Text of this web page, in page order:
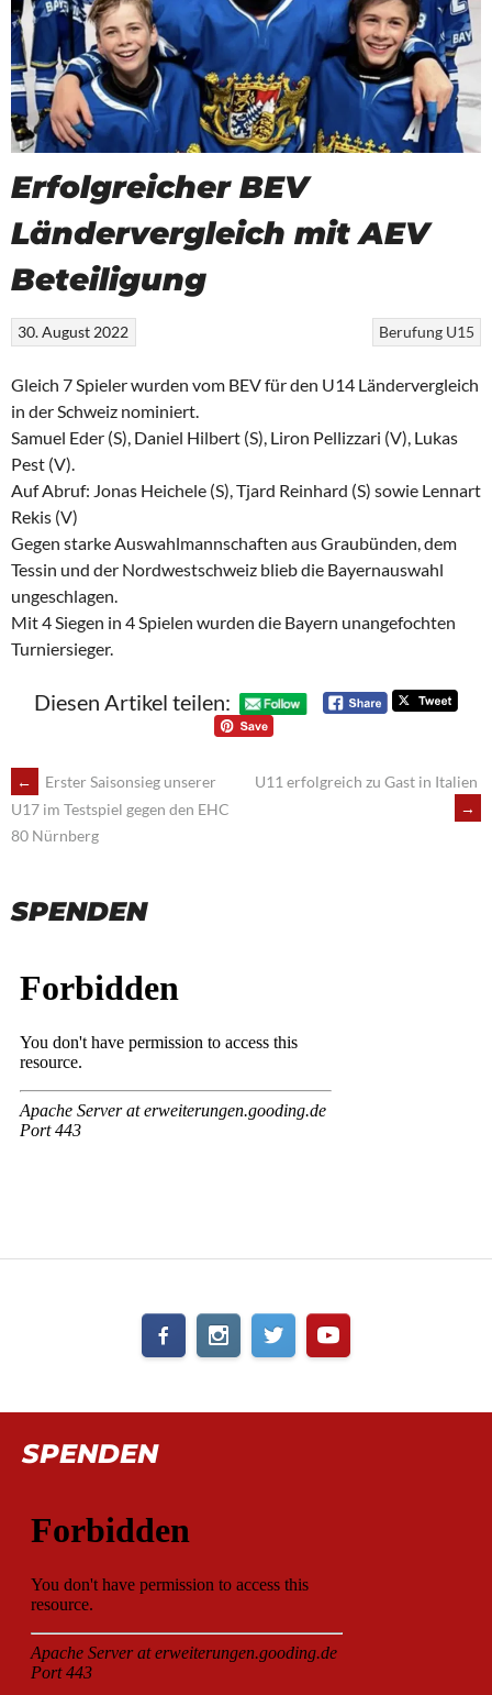
Erfolgreicher BEV
Ländervergleich mit AEV
Beteiligung
Berufung U15
30. August 2022
Gleich 7 Spieler wurden vom BEV für den U14 Ländervergleich
in der Schweiz nominiert.
Samuel Eder (S), Daniel Hilbert (S), Liron Pellizzari (V), Lukas
Pest (V).
Auf Abruf: Jonas Heichele (S), Tjard Reinhard (S) sowie Lennart
Rekis (V)
Gegen starke Auswahlmannschaften aus Graubünden, dem
Tessin und der Nordwestschweiz blieb die Bayernauswahl
ungeschlagen.
Mit 4 Siegen in 4 Spielen wurden die Bayern unangefochten
Turniersieger.
Diesen Artikel teilen:
POST
NAVIGATION
←
Erster Saisonsieg unserer
U17 im Testspiel gegen den EHC
80 Nürnberg
U11 erfolgreich zu Gast in Italien
→
SPENDEN
SPENDEN